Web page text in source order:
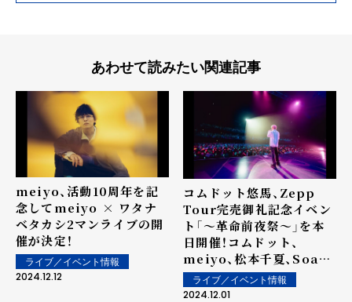
あわせて読みたい関連記事
meiyo、活動10周年を記
念してmeiyo × ワタナ
ベタカシ2マンライブの開
催が決定！
ライブ／イベント情報
2024.12.12
コムドット悠馬、Zepp
Tour完売御礼記念イベン
ト「〜革命前夜祭〜」を本
日開催！コムドット、
meiyo、松本千夏、Soala
がゲストで登場した豪華ス
テージにファン歓喜！
ライブ／イベント情報
2024.12.01